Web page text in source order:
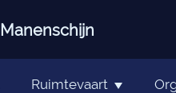
Ruimtevaart